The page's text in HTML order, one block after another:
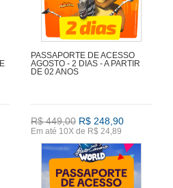
PASSAPORTE DE ACESSO
AGOSTO - 2 DIAS - A PARTIR
DE 02 ANOS
R$ 449,00 R$ 248,90
Em até 10X de R$ 24,89